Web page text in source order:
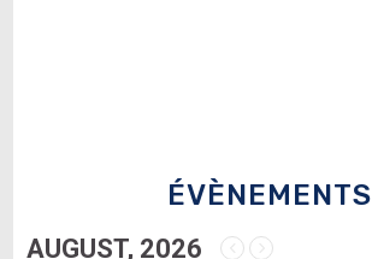
ÉVÈNEMENTS
AUGUST, 2026